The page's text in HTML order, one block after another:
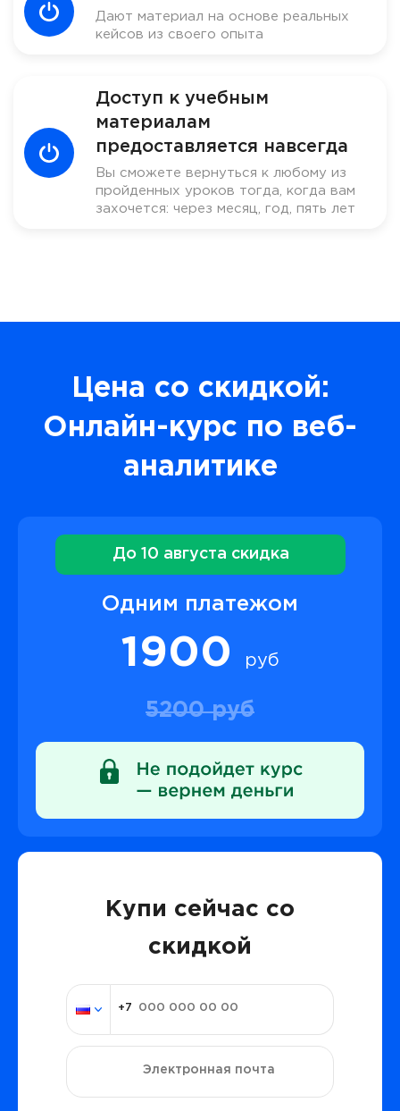
Дают материал на основе реальных
кейсов из своего опыта
Доступ к учебным
материалам
предоставляется навсегда
Вы сможете вернуться к любому из
пройденных уроков тогда, когда вам
захочется: через месяц, год, пять лет
Цена со скидкой:
Онлайн-курс по веб-
аналитике
До 10 августа скидка
Одним платежом
1900 руб
5200 руб
Купи сейчас со
скидкой